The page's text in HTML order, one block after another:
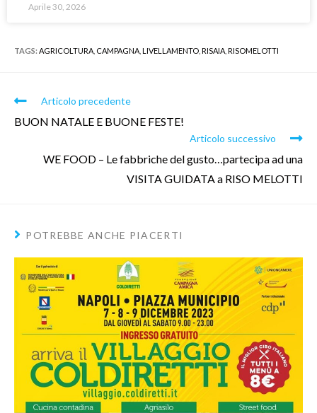
Aprile 30, 2026
TAGS: AGRICOLTURA CAMPAGNA LIVELLAMENTO RISAIA RISOMELOTTI
Articolo precedente
BUON NATALE E BUONE FESTE!
Articolo successivo
WE FOOD – Le fabbriche del gusto…partecipa ad una
VISITA GUIDATA a RISO MELOTTI
POTREBBE ANCHE PIACERTI